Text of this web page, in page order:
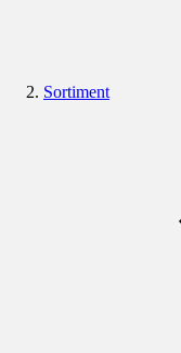
Sortiment